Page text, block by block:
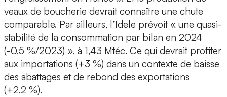
veaux de boucherie devrait connaître une chute
comparable. Par ailleurs, l’Idele prévoit « une quasi-
stabilité de la consommation par bilan en 2024
(-0,5 %/2023) », à 1,43 Mtéc. Ce qui devrait profiter
aux importations (+3 %) dans un contexte de baisse
des abattages et de rebond des exportations
(+2,2 %).